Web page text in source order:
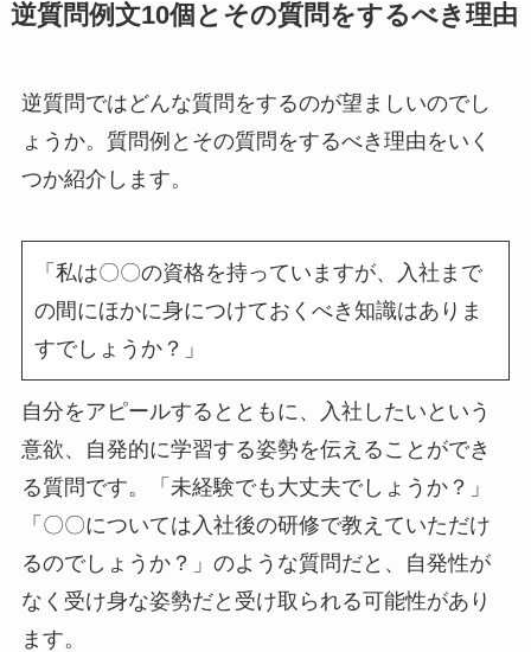
逆質問例文10個とその質問をするべき理由
逆質問ではどんな質問をするのが望ましいのでし
ょうか。質問例とその質問をするべき理由をいく
つか紹介します。
「私は〇〇の資格を持っていますが、入社まで
の間にほかに身につけておくべき知識はありま
すでしょうか？」
自分をアピールするとともに、入社したいという
意欲、自発的に学習する姿勢を伝えることができ
る質問です。「未経験でも大丈夫でしょうか？」
「〇〇については入社後の研修で教えていただけ
るのでしょうか？」のような質問だと、自発性が
なく受け身な姿勢だと受け取られる可能性があり
ます。